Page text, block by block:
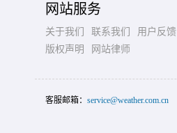
网站服务
关于我们 联系我们
用户反馈
版权声明
网站律师
客服邮箱： service@weather.com.cn